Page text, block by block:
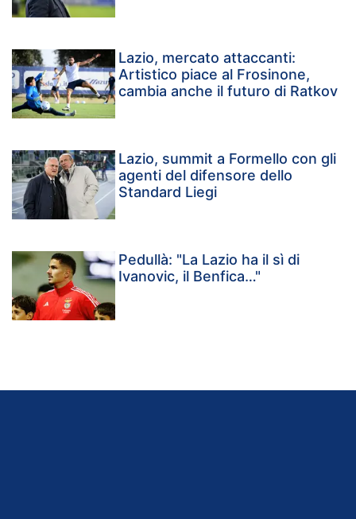
Lazio, mercato attaccanti:
Artistico piace al Frosinone,
cambia anche il futuro di Ratkov
Lazio, summit a Formello con gli
agenti del difensore dello
Standard Liegi
Pedullà: "La Lazio ha il sì di
Ivanovic, il Benfica…"